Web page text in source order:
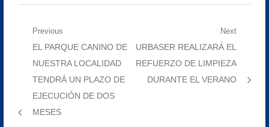
Navegación
entradas
Previous
Previous
post:
EL PARQUE CANINO DE
NUESTRA LOCALIDAD
TENDRÁ UN PLAZO DE
EJECUCIÓN DE DOS
MESES
Next
Next
post:
URBASER REALIZARÁ EL
REFUERZO DE LIMPIEZA
DURANTE EL VERANO